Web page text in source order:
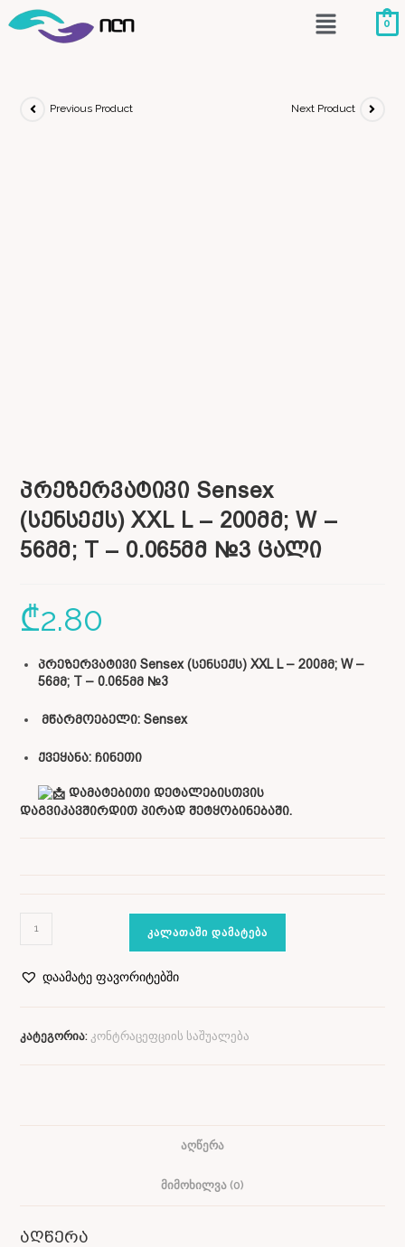
0
Previous Product Next Product
პრეზერვატივი Sensex
(სენსექს) XXL L – 200მმ; W –
56მმ; T – 0.065მმ №3 ცალი
₾2.80
პრეზერვატივი Sensex (სენსექს) XXL L – 200მმ; W –
56მმ; T – 0.065მმ №3
მწარმოებელი: Sensex
ქვეყანა: ჩინეთი
დამატებითი დეტალებისთვის
დაგვიკავშირდით პირად შეტყობინებაში.
ᲙᲐᲚᲐᲗᲐᲨᲘ ᲓᲐᲛᲐᲢᲔᲑᲐ
დაამატე ფავორიტებში
კატეგორია: კონტრაცეფციის საშუალება
ᲐᲦᲬᲔᲠᲐ
ᲛᲘᲛᲝᲮᲘᲚᲕᲐ (0)
აღწერა